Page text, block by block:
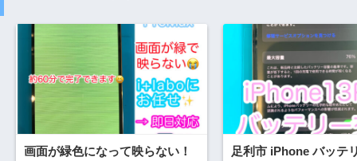
画面が緑色になって映らない！
足利市 iPhone バッテ